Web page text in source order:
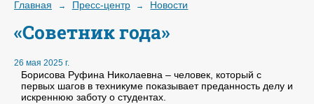
Главная → Пресс-центр → Новости
«Советник года»
26 мая 2025 г.
Борисова Руфина Николаевна – человек, который с
первых шагов в техникуме показывает преданность делу и
искреннюю заботу о студентах.